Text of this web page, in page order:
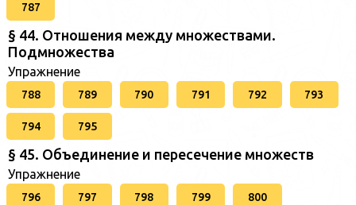
787
§ 44. Отношения между множествами.
Подмножества
Упражнение
788 789 790 791 792 793
794 795
§ 45. Объединение и пересечение множеств
Упражнение
796 797 798 799 800